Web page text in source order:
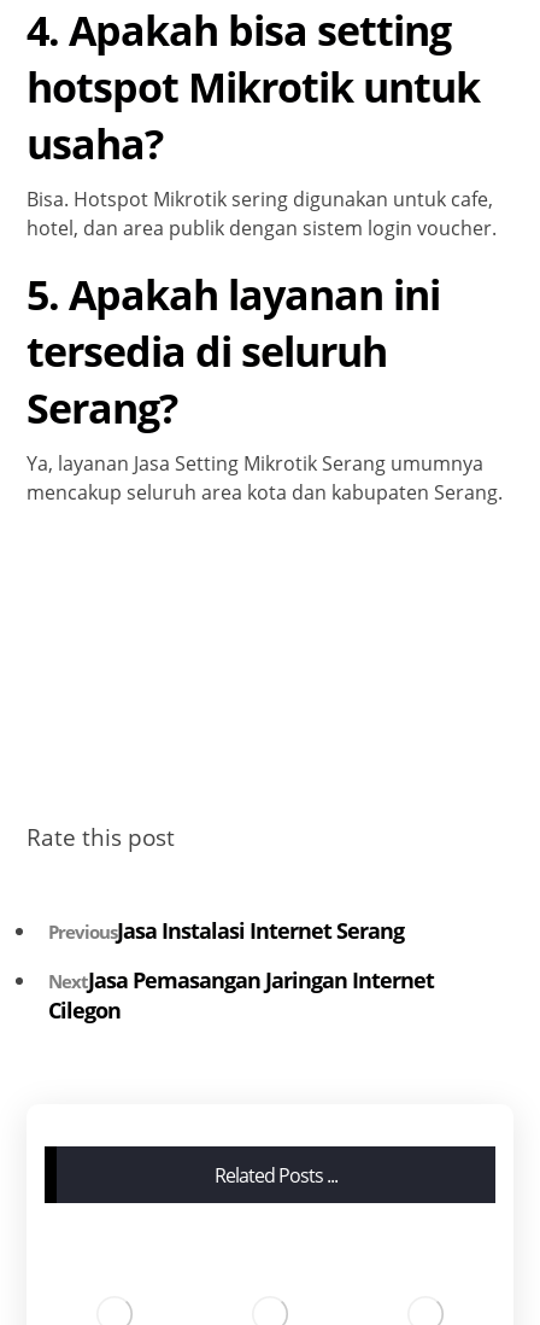
4. Apakah bisa setting
hotspot Mikrotik untuk
usaha?
Bisa. Hotspot Mikrotik sering digunakan untuk cafe,
hotel, dan area publik dengan sistem login voucher.
5. Apakah layanan ini
tersedia di seluruh
Serang?
Ya, layanan Jasa Setting Mikrotik Serang umumnya
mencakup seluruh area kota dan kabupaten Serang.
Rate this post
PreviousJasa Instalasi Internet Serang
NextJasa Pemasangan Jaringan Internet
Cilegon
Related Posts ...